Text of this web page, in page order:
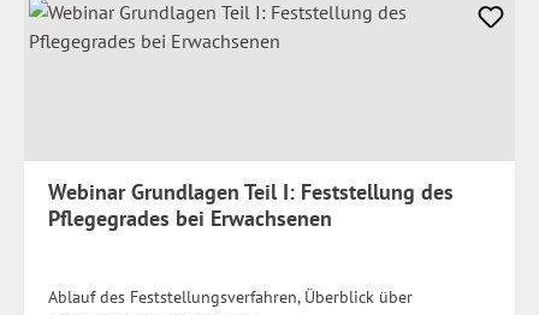
Webinar Grundlagen Teil I: Feststellung des
Pflegegrades bei Erwachsenen
Ablauf des Feststellungsverfahren, Überblick über